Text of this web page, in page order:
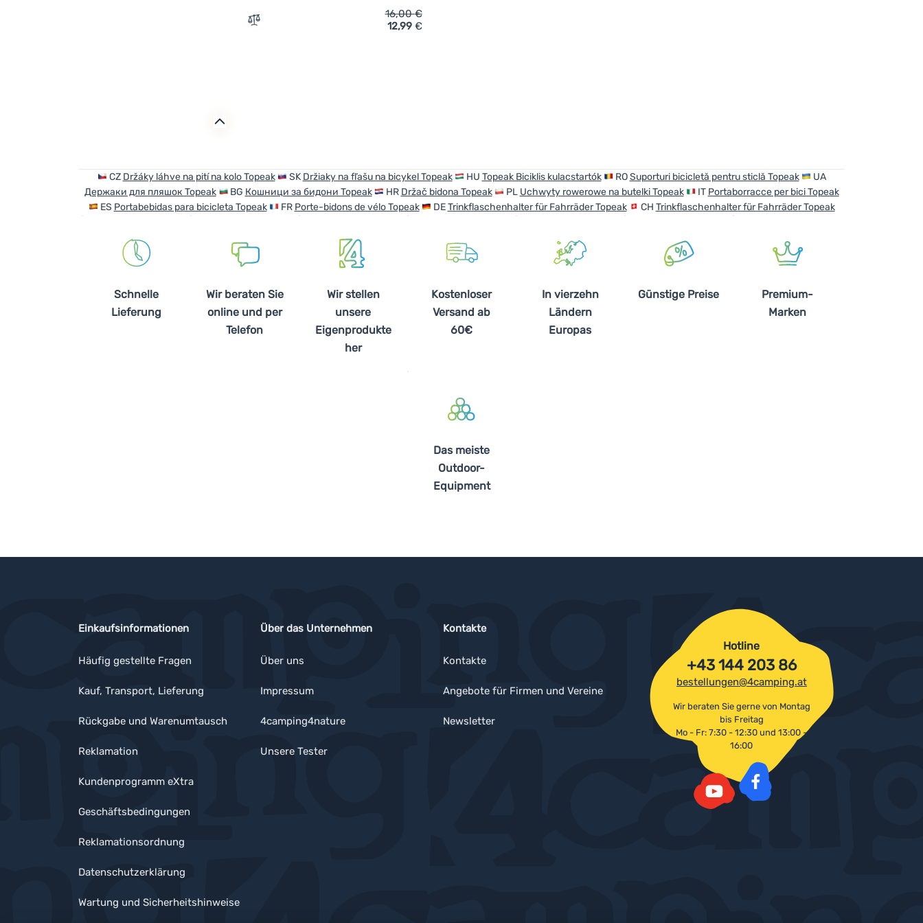
Zum Vergleich 'Fahrradhalter Topeak CageMount 2' hinzufügen
16,00€
12,99 €
CZ Držáky láhve na pití na kolo Topeak SK Držiaky na fľašu na bicykel Topeak HU Topeak Biciklis kulacstartók ROSuporturi bicicletă pentru sticlă Topeak
UA
Держаки для пляшок Topeak
BG Кошници за бидони Topeak HR Držač bidona Topeak PL Uchwyty rowerowe na butelki Topeak IT Portaborracce per bici Topeak
ES Portabebidas para bicicleta Topeak FR Porte-bidons de vélo Topeak DETrinkflaschenhalter für Fahrräder Topeak CH Trinkflaschenhalter für Fahrräder Topeak
Schnelle
Lieferung
Wir beraten Sie
online und per
Telefon
Wir stellen
unsere
Eigenprodukte
her
Kostenloser
Versand ab
60€
In vierzehn
Ländern
Europas
Günstige Preise
Premium-
Marken
Das meiste
Outdoor-
Equipment
Einkaufsinformationen
Häufig gestellte Fragen
Kauf, Transport, Lieferung
Rückgabe und Warenumtausch
Reklamation
Kundenprogramm eXtra
Geschäftsbedingungen
Reklamationsordnung
Datenschutzerklärung
Wartung und Sicherheitshinweise
Über das Unternehmen
Über uns
Impressum
4camping4nature
Unsere Tester
Kontakte
Kontakte
Angebote für Firmen und Vereine
Newsletter
Hotline
+43 144 203 86
bestellungen@4camping.at
Wir beraten Sie gerne von Montag
bis Freitag
Mo - Fr: 7:30 - 12:30 und 13:00 -
16:00